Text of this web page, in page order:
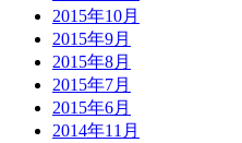
2015年10月
2015年9月
2015年8月
2015年7月
2015年6月
2014年11月